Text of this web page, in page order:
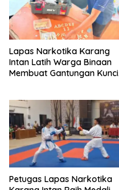
Lapas Narkotika Karang
Intan Latih Warga Binaan
Membuat Gantungan Kunci
Petugas Lapas Narkotika